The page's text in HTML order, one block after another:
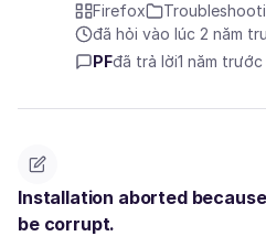
Firefox
đã hỏi vào lúc 2 năm
PFđã trả lời1 năm trước
Installation aborted
be corrupt.